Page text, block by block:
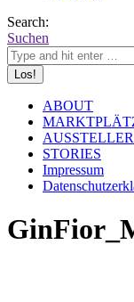
Search:
Suchen
ABOUT
STORIES
Impressum